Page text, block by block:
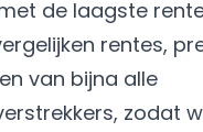
de laagste
rentes,
van bijna alle
zodat